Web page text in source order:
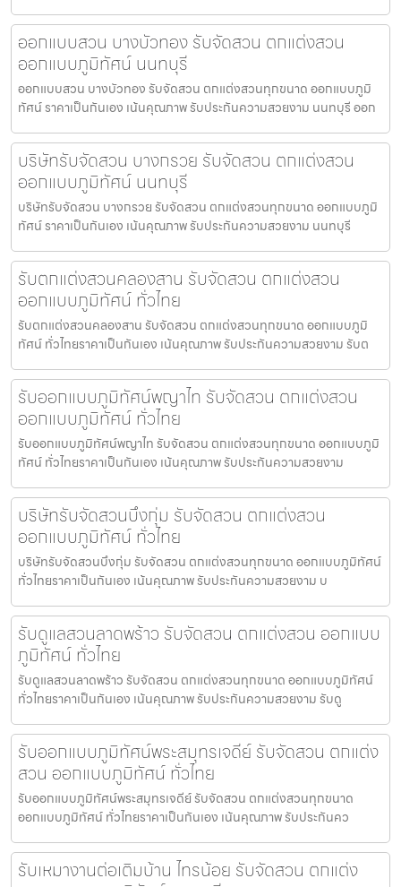
ออกแบบสวน บางบัวทอง รับจัดสวน ตกแต่งสวน
ออกแบบภูมิทัศน์ นนทบุรี
ออกแบบสวน บางบัวทอง รับจัดสวน ตกแต่งสวนทุกขนาด ออกแบบภูมิ
ทัศน์ ราคาเป็นกันเอง เน้นคุณภาพ รับประกันความสวยงาม นนทบุรี ออก
บริษัทรับจัดสวน บางกรวย รับจัดสวน ตกแต่งสวน
ออกแบบภูมิทัศน์ นนทบุรี
บริษัทรับจัดสวน บางกรวย รับจัดสวน ตกแต่งสวนทุกขนาด ออกแบบภูมิ
ทัศน์ ราคาเป็นกันเอง เน้นคุณภาพ รับประกันความสวยงาม นนทบุรี
รับตกแต่งสวนคลองสาน รับจัดสวน ตกแต่งสวน
ออกแบบภูมิทัศน์ ทั่วไทย
รับตกแต่งสวนคลองสาน รับจัดสวน ตกแต่งสวนทุกขนาด ออกแบบภูมิ
ทัศน์ ทั่วไทยราคาเป็นกันเอง เน้นคุณภาพ รับประกันความสวยงาม รับต
รับออกแบบภูมิทัศน์พญาไท รับจัดสวน ตกแต่งสวน
ออกแบบภูมิทัศน์ ทั่วไทย
รับออกแบบภูมิทัศน์พญาไท รับจัดสวน ตกแต่งสวนทุกขนาด ออกแบบภูมิ
ทัศน์ ทั่วไทยราคาเป็นกันเอง เน้นคุณภาพ รับประกันความสวยงาม
บริษัทรับจัดสวนบึงกุ่ม รับจัดสวน ตกแต่งสวน
ออกแบบภูมิทัศน์ ทั่วไทย
บริษัทรับจัดสวนบึงกุ่ม รับจัดสวน ตกแต่งสวนทุกขนาด ออกแบบภูมิทัศน์
ทั่วไทยราคาเป็นกันเอง เน้นคุณภาพ รับประกันความสวยงาม บ
รับดูแลสวนลาดพร้าว รับจัดสวน ตกแต่งสวน ออกแบบ
ภูมิทัศน์ ทั่วไทย
รับดูแลสวนลาดพร้าว รับจัดสวน ตกแต่งสวนทุกขนาด ออกแบบภูมิทัศน์
ทั่วไทยราคาเป็นกันเอง เน้นคุณภาพ รับประกันความสวยงาม รับดู
รับออกแบบภูมิทัศน์พระสมุทรเจดีย์ รับจัดสวน ตกแต่ง
สวน ออกแบบภูมิทัศน์ ทั่วไทย
รับออกแบบภูมิทัศน์พระสมุทรเจดีย์ รับจัดสวน ตกแต่งสวนทุกขนาด
ออกแบบภูมิทัศน์ ทั่วไทยราคาเป็นกันเอง เน้นคุณภาพ รับประกันคว
รับเหมางานต่อเติมบ้าน ไทรน้อย รับจัดสวน ตกแต่ง